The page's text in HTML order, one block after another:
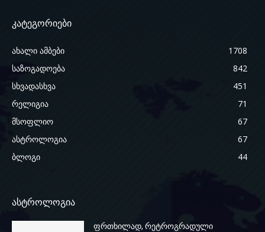
კატეგორიები
ახალი ამბები
1708
საზოგადოება
842
სხვადასხვა
451
რელიგია
71
მსოფლიო
67
ასტროლოგია
67
ბლოგი
44
ასტროლოგია
ფრთხილად, რეტროგრადული